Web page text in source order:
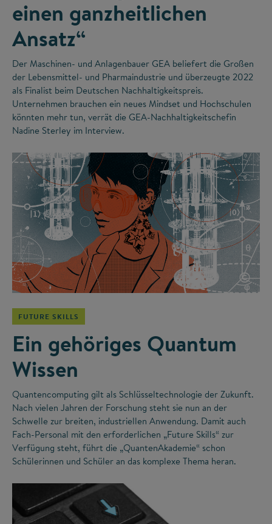
einen ganzheitlichen
Ansatz“
Der Maschinen- und Anlagenbauer GEA beliefert die Großen
der Lebensmittel- und Pharmaindustrie und überzeugte 2022
als Finalist beim Deutschen Nachhaltigkeitspreis.
Unternehmen brauchen ein neues Mindset und Hochschulen
könnten mehr tun, verrät die GEA-Nachhaltigkeitschefin
Nadine Sterley im Interview.
©
FUTURE SKILLS
Ein gehöriges Quantum
Wissen
Quantencomputing gilt als Schlüsseltechnologie der Zukunft.
Nach vielen Jahren der Forschung steht sie nun an der
Schwelle zur breiten, industriellen Anwendung. Damit auch
Fach-Personal mit den erforderlichen „Future Skills“ zur
Verfügung steht, führt die „QuantenAkademie“ schon
Schülerinnen und Schüler an das komplexe Thema heran.